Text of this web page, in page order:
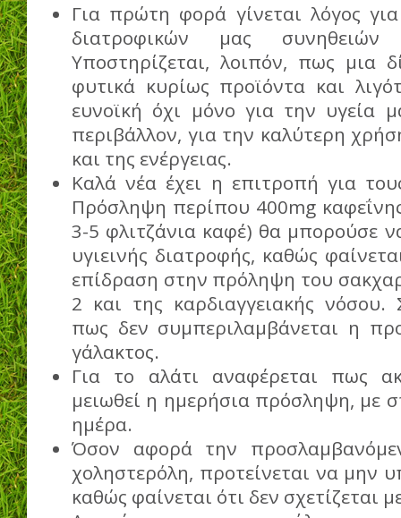
Για πρώτη φορά γίνεται λόγος
διατροφικών μας συνηθειών
Υποστηρίζεται, λοιπόν, πως μια
φυτικά κυρίως προϊόντα και
ευνοϊκή όχι μόνο για την υγεία
περιβάλλον, για την καλύτερη
και της ενέργειας.
Καλά νέα έχει η επιτροπή για
Πρόσληψη περίπου 400mg
3-5 φλιτζάνια καφέ) θα μπορούσε
υγιεινής διατροφής, καθώς
επίδραση στην πρόληψη του
2 και της καρδιαγγειακής νόσου.
πως δεν συμπεριλαμβάνεται η
γάλακτος.
Για το αλάτι αναφέρεται πως
μειωθεί η ημερήσια πρόσληψη, με
ημέρα.
Όσον αφορά την
χοληστερόλη, προτείνεται να μην
καθώς φαίνεται ότι δεν σχετίζεται